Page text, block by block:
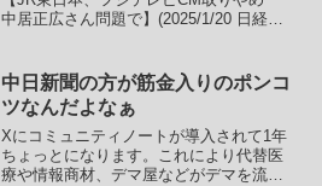
中居正広さん問題で】(2025/1/20 日経新
題？現状はフジテレビ問題でしょうと。
それに性...
中日新聞の方が筋金入りのポンコ
ツなんだよなぁ
Xにコミュニティノートが導入されて1年
ちょっとになります。これにより代替医
療や情報商材、デマ屋などがデマを流し